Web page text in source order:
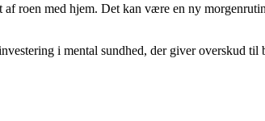
roen med hjem. Det kan være en ny
i mental sundhed, der giver overskud til